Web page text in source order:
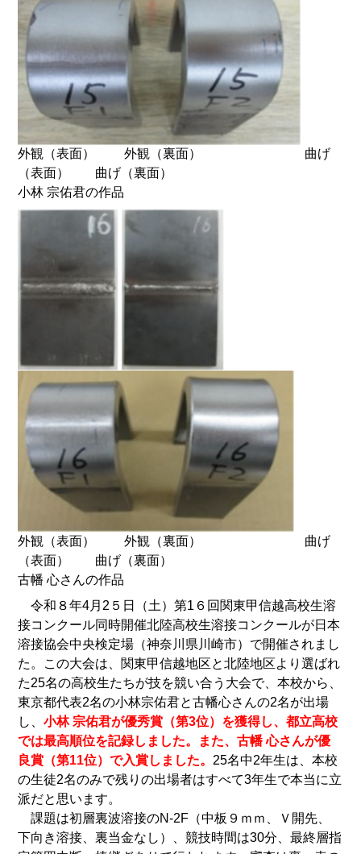
外観（表面） 外観（裏面） 曲げ
（表面） 曲げ（裏面）
小林 宗佑君の作品
外観（表面） 外観（裏面） 曲げ
（表面） 曲げ（裏面）
古幡 心さんの作品
令和８年4月2５日（土）第1６回関東甲信越高校生溶
接コンクール同時開催北陸高校生溶接コンクールが日本
溶接協会中央検定場（神奈川県川崎市）で開催されまし
た。この大会は、関東甲信越地区と北陸地区より選ばれ
た25名の高校生たちが技を競い合う大会で、本校から、
東京都代表2名の小林宗佑君と古幡心さんの2名が出場
し、小林 宗佑君が優秀賞（第3位）を獲得し、都立高校
では最高順位を記録しました。また、古幡 心さんが優
良賞（第11位）で入賞しました。 25名中2年生は、本校
の生徒2名のみで残りの出場者はすべて3年生で本当に立
派だと思います。
課題は初層裏波溶接のN-2F（中板９ｍｍ、Ｖ開先、
下向き溶接、裏当金なし）、競技時間は30分、最終層指